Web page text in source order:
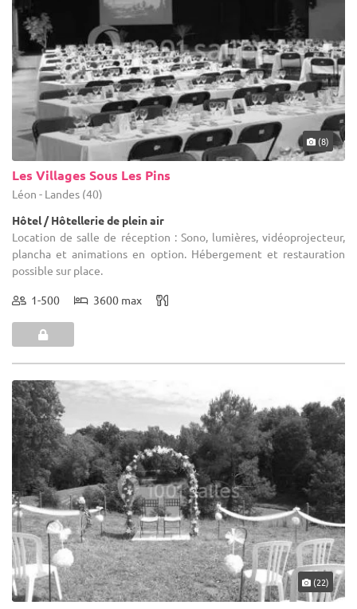
(8)
Les Villages Sous Les Pins
Léon - Landes (40)
Hôtel / Hôtellerie de plein air
Location de salle de réception : Sono, lumières, vidéoprojecteur,
plancha et animations en option. Hébergement et restauration
possible sur place.
1-500 3600 max
(22)